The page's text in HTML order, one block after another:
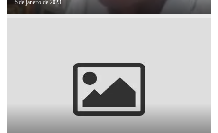
5 de janeiro de 2023